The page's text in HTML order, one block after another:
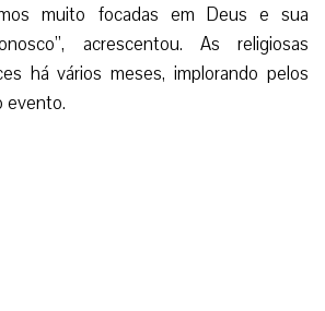
muito focadas em Deus e sua
acrescentou. As religiosas
há vários meses, implorando pelos
evento.